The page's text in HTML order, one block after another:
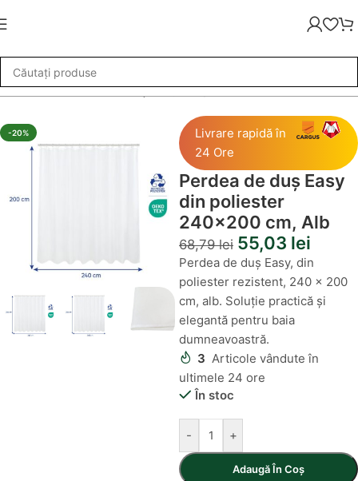
de baie»Perdea de duș Easy din poliester 240×200 cm, Alb
-20%
Livrare rapidă în
24 Ore
Perdea de duș Easy
din poliester
240×200 cm, Alb
68,79lei 55,03 lei
Perdea de duș Easy, din
poliester rezistent, 240 x 200
cm, alb. Soluție practică și
elegantă pentru baia
dumneavoastră.
3 Articole vândute în
ultimele 24 ore
În stoc
- +
Adaugă În Coș